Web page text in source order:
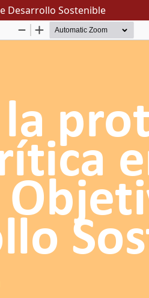
Desarrollo Sostenible